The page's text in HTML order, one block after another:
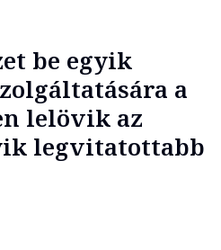
be egyik
a
lelövik az
legvitatottabb